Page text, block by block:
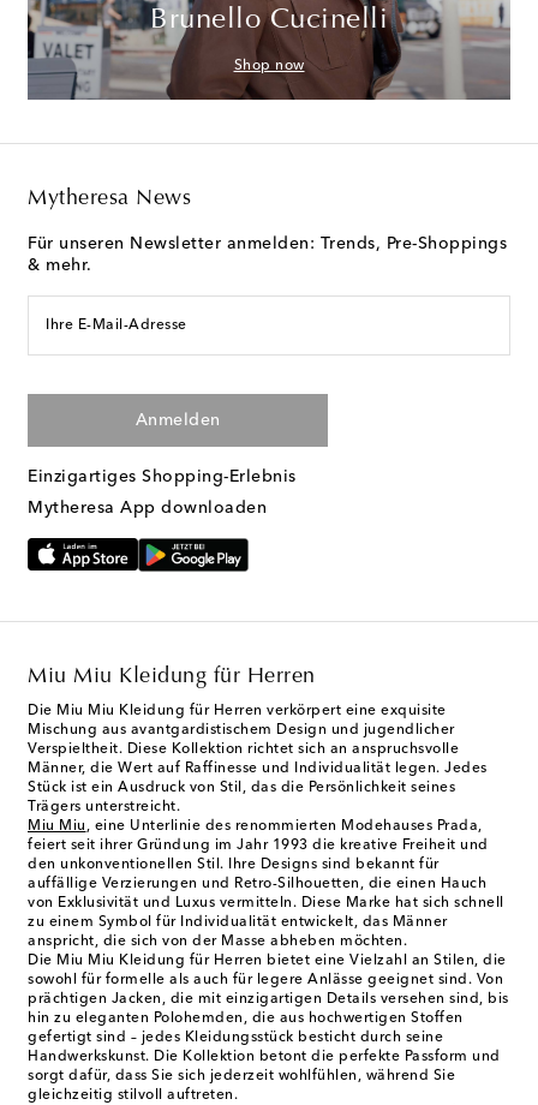
Brunello Cucinelli
Shop now
Mytheresa News
Für unseren Newsletter anmelden: Trends, Pre-Shoppings
& mehr.
Ihre E-Mail-Adresse
Anmelden
Einzigartiges Shopping-Erlebnis
Mytheresa App downloaden
Miu Miu Kleidung für Herren
Die Miu Miu Kleidung für Herren verkörpert eine exquisite
Mischung aus avantgardistischem Design und jugendlicher
Verspieltheit. Diese Kollektion richtet sich an anspruchsvolle
Männer, die Wert auf Raffinesse und Individualität legen. Jedes
Stück ist ein Ausdruck von Stil, das die Persönlichkeit seines
Trägers unterstreicht.
Miu Miu , eine Unterlinie des renommierten Modehauses Prada,
feiert seit ihrer Gründung im Jahr 1993 die kreative Freiheit und
den unkonventionellen Stil. Ihre Designs sind bekannt für
auffällige Verzierungen und Retro-Silhouetten, die einen Hauch
von Exklusivität und Luxus vermitteln. Diese Marke hat sich schnell
zu einem Symbol für Individualität entwickelt, das Männer
anspricht, die sich von der Masse abheben möchten.
Die Miu Miu Kleidung für Herren bietet eine Vielzahl an Stilen, die
sowohl für formelle als auch für legere Anlässe geeignet sind. Von
prächtigen Jacken, die mit einzigartigen Details versehen sind, bis
hin zu eleganten Polohemden, die aus hochwertigen Stoffen
gefertigt sind – jedes Kleidungsstück besticht durch seine
Handwerkskunst. Die Kollektion betont die perfekte Passform und
sorgt dafür, dass Sie sich jederzeit wohlfühlen, während Sie
gleichzeitig stilvoll auftreten.